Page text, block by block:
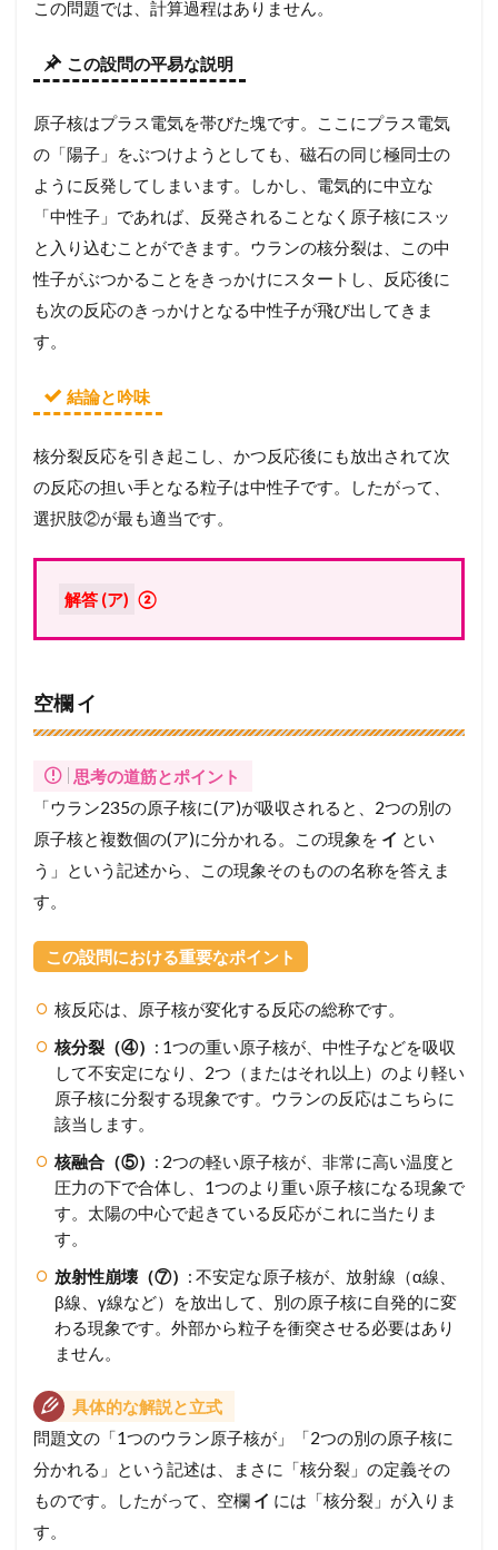
この問題では、計算過程はありません。
この設問の平易な説明
原子核はプラス電気を帯びた塊です。ここにプラス電気
の「陽子」をぶつけようとしても、磁石の同じ極同士の
ように反発してしまいます。しかし、電気的に中立な
「中性子」であれば、反発されることなく原子核にスッ
と入り込むことができます。ウランの核分裂は、この中
性子がぶつかることをきっかけにスタートし、反応後に
も次の反応のきっかけとなる中性子が飛び出してきま
す。
結論と吟味
核分裂反応を引き起こし、かつ反応後にも放出されて次
の反応の担い手となる粒子は中性子です。したがって、
選択肢②が最も適当です。
解答 (ア) ②
空欄 イ
思考の道筋とポイント
「ウラン235の原子核に(ア)が吸収されると、2つの別の
原子核と複数個の(ア)に分かれる。この現象を イ とい
う」という記述から、この現象そのものの名称を答えま
す。
この設問における重要なポイント
核反応は、原子核が変化する反応の総称です。
核分裂（④） : 1つの重い原子核が、中性子などを吸収
して不安定になり、2つ（またはそれ以上）のより軽い
原子核に分裂する現象です。ウランの反応はこちらに
該当します。
核融合（⑤） : 2つの軽い原子核が、非常に高い温度と
圧力の下で合体し、1つのより重い原子核になる現象で
す。太陽の中心で起きている反応がこれに当たりま
す。
放射性崩壊（⑦） : 不安定な原子核が、放射線（α線、
β線、γ線など）を放出して、別の原子核に自発的に変
わる現象です。外部から粒子を衝突させる必要はあり
ません。
具体的な解説と立式
問題文の「1つのウラン原子核が」「2つの別の原子核に
分かれる」という記述は、まさに「核分裂」の定義その
ものです。したがって、空欄 イ には「核分裂」が入りま
す。